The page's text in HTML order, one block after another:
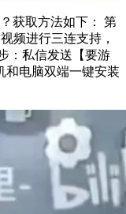
获取方法如下： 第
频进行三连支持，
：私信发送【要游
和电脑双端一键安装